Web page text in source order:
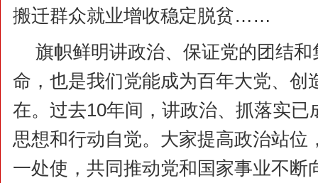
搬迁群众就业增收稳定脱贫……
旗帜鲜明讲政治、保证党的团结
命，也是我们党能成为百年大党、创
在。过去10年间，讲政治、抓落实已
思想和行动自觉。大家提高政治站位
一处使，共同推动党和国家事业不断